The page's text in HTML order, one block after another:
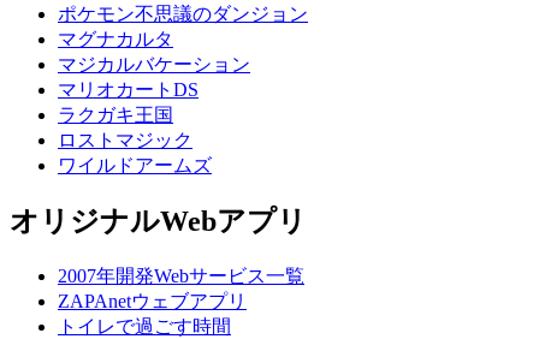
ポケモン不思議のダンジョン
マグナカルタ
マジカルバケーション
マリオカートDS
ラクガキ王国
ロストマジック
ワイルドアームズ
オリジナルWebアプリ
2007年開発Webサービス一覧
ZAPAnetウェブアプリ
トイレで過ごす時間